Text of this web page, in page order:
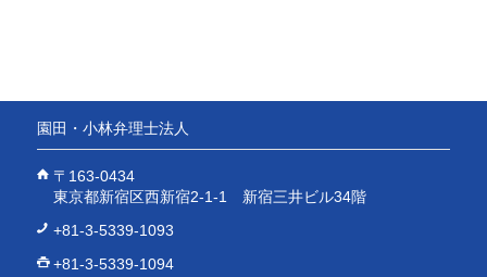
園田・小林弁理士法人
〒163-0434
東京都新宿区西新宿2-1-1 新宿三井ビル34階
+81-3-5339-1093
+81-3-5339-1094